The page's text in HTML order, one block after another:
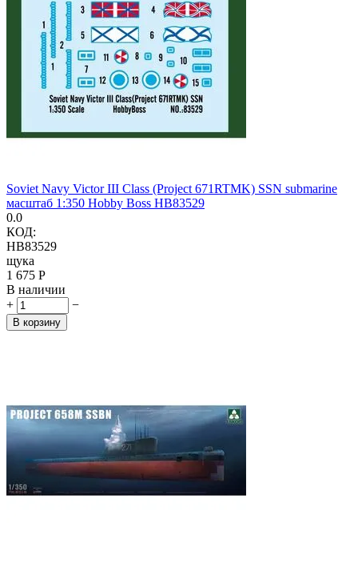
Soviet Navy Victor III Class (Project 671RTMK) SSN submarine
масштаб 1:350 Hobby Boss HB83529
0.0
КОД:
HB83529
щука
1 675 Р
В наличии
+
−
В корзину